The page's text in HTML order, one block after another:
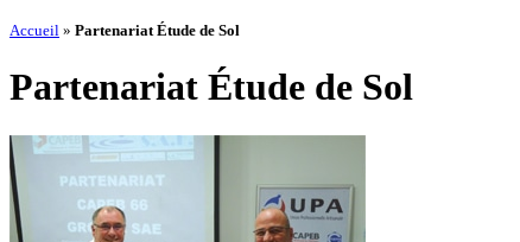
Accueil » Partenariat Étude de Sol
Partenariat Étude de Sol